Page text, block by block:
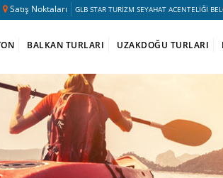
Satış Noktaları GLB STAR TURİZM SEYAHAT ACENTELİĞİ
BALKAN TURLARI UZAKDOĞU TURLARI